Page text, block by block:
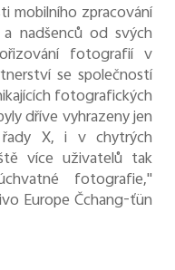
mobilního zpracování
nadšenců od svých
fotografií v
se společností
fotografických
dříve vyhrazeny jen
řady X, i v chytrých
více uživatelů tak
fotografie,"
Europe Čchang-ťün